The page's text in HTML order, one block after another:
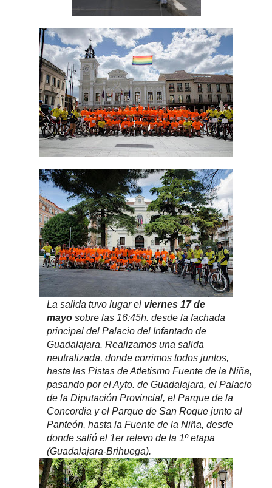
La salida tuvo lugar el viernes 17 de
mayo sobre las 16:45h. desde la fachada
principal del Palacio del Infantado de
Guadalajara. Realizamos una salida
neutralizada, donde corrimos todos juntos,
hasta las Pistas de Atletismo Fuente de la Niña,
pasando por el Ayto. de Guadalajara, el Palacio
de la Diputación Provincial, el Parque de la
Concordia y el Parque de San Roque junto al
Panteón, hasta la Fuente de la Niña, desde
donde salió el 1er relevo de la 1º etapa
(Guadalajara-Brihuega).